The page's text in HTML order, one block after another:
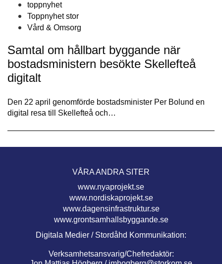
toppnyhet
Toppnyhet stor
Vård & Omsorg
Samtal om hållbart byggande när
bostadsministern besökte Skellefteå
digitalt
Den 22 april genomförde bostadsminister Per Bolund en
digital resa till Skellefteå och…
VÅRA ANDRA SITER
www.nyaprojekt.se
www.nordiskaprojekt.se
www.dagensinfrastruktur.se
www.grontsamhallsbyggande.se
Digitala Medier / Stordåhd Kommunikation:
Verksamhetsansvarig/Chefredaktör: